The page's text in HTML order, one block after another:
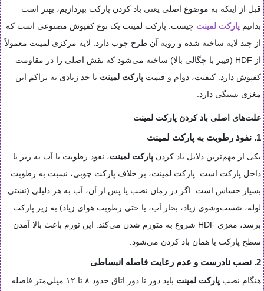
قبل از اینکه به موضوع اصلی یعنی باد کردن پارکت بپردازیم، بهتر است
بدانیم پارکت لمینت چیست. پارکت لمینت یک نوع کفپوش مصنوعی است که
از چند لایه ساخته شده و رویه آن طرح چوب دارد. لایه مرکزی لمینت معمولاً
از HDF (فیبر با چگالی بالا) ساخته می‌شود که نقش اصلی را در مقاومت
کفپوش دارد. کیفیت، دوام و قیمت پارکت لمینت تا حد زیادی به تراکم این
مغزی بستگی دارد.
علت‌های اصلی باد کردن پارکت لمینت
1. نفوذ رطوبت به پارکت لمینت
یکی از مهم‌ترین دلایل باد کردن پارکت لمینت، نفوذ رطوبت یا آب به زیر یا
داخل پارکت است. پارکت لمینت، بر خلاف پارکت چوبی، نسبت به رطوبت
بسیار حساس است. اگر در زمان نصب یا پس از آن، آب به هر دلیلی (نشتی
لوله، شست‌وشوی زیاد، بخار آب، یا حتی رطوبت هوای زیاد) به زیر پارکت
برسد، مغزی HDF شروع به متورم شدن می‌کند. این تورم باعث بالا آمدن
سطح پارکت یا همان باد کردن می‌شود.
2. نصب نادرست و عدم رعایت فاصله انبساطی
هنگام نصب پارکت لمینت
باید دور تا دور اتاق حدود ۸ تا ۱۲ میلی‌متر فاصله